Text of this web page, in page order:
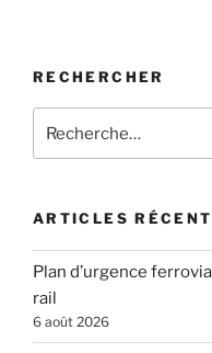
RECHERCHER
pour
ARTICLES
Plan d’urgence
rail
6 août 2026